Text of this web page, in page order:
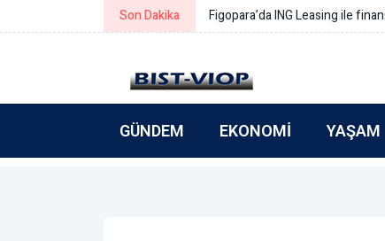
Son Dakika Simeonov: Yeni bütçe gerçek
GÜNDEM EKONOMI YAŞAM